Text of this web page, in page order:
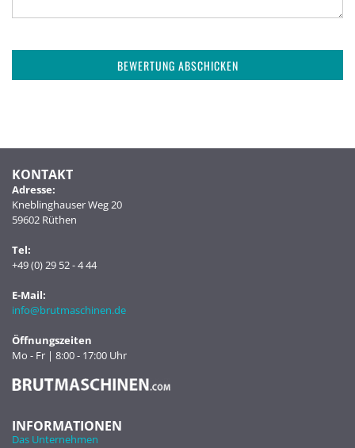
BEWERTUNG ABSCHICKEN
KONTAKT
Adresse:
Kneblinghauser Weg 20
59602 Rüthen
Tel:
+49 (0) 29 52 - 4 44
E-Mail:
info@brutmaschinen.de
Öffnungszeiten
Mo - Fr | 8:00 - 17:00 Uhr
INFORMATIONEN
Das Unternehmen